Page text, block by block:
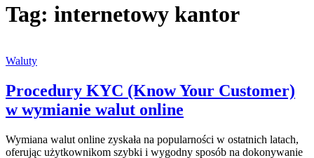
Tag: internetowy kantor
Waluty
Procedury KYC (Know Your Customer)
w wymianie walut online
Wymiana walut online zyskała na popularności w ostatnich latach,
oferując użytkownikom szybki i wygodny sposób na dokonywanie